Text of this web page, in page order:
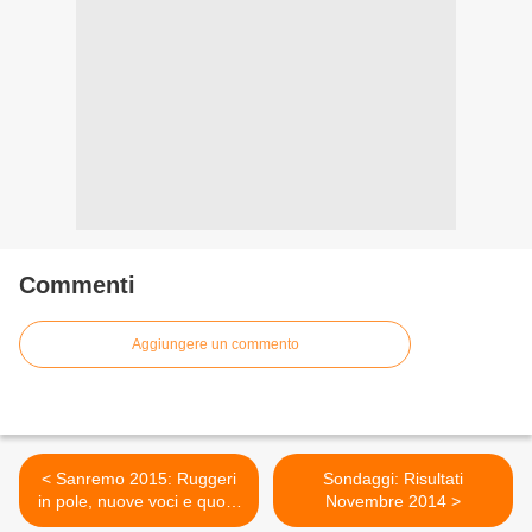
Commenti
Aggiungere un commento
< Sanremo 2015: Ruggeri
in pole, nuove voci e quote
rose
Sondaggi: Risultati
Novembre 2014 >